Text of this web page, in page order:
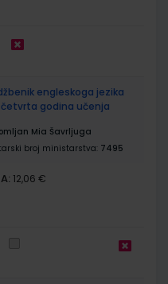
engleskoga jezika
godina učenja
Mia Šavrljuga
broj ministarstva: 7495
12,06 €